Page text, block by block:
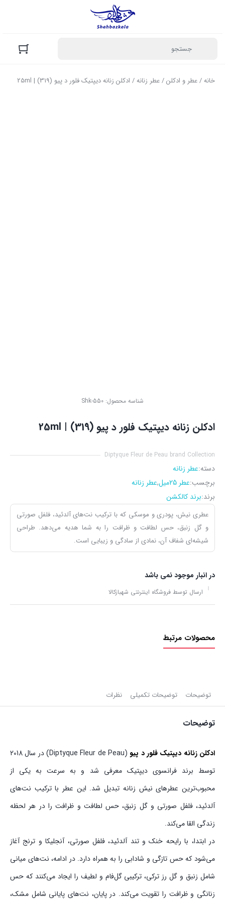
خانه/عطر و ادکلن/عطر زنانه/ ادکلن زنانه دیپتیک فلور د پیو (319) | 25ml
شناسه محصول: Shk-550
ادکلن زنانه دیپتیک فلور د پیو (319) | 25ml
Diptyque Fleur de Peau brand Collection
دسته:عطر زنانه
برچسب:عطر 25میل ,عطر زنانه
برند:برند کالکشن
عطری نیش، پودری و موسکی که با ترکیب نت‌های آلدئید، فلفل صورتی
و گل زنبق، حس لطافت و ظرافت را به شما هدیه می‌دهد. طراحی
شیشه‌ای شفاف آن، نمادی از سادگی و زیبایی است.
در انبار موجود نمی باشد
ارسال توسط فروشگاه اینترنتی شهبازکالا
محصولات مرتبط
توضیحات توضیحات تکمیلی نظرات
توضیحات
ادکلن زنانه دیپتیک فلور د پیو
(Diptyque Fleur de Peau) در سال 2018
توسط برند فرانسوی دیپتیک معرفی شد و به سرعت به یکی از
محبوب‌ترین عطرهای نیش زنانه تبدیل شد. این عطر با ترکیب نت‌های
آلدئید، فلفل صورتی و گل زنبق، حس لطافت و ظرافت را در هر لحظه
زندگی القا می‌کند.
در ابتدا، با رایحه خنک و تند آلدئید، فلفل صورتی، آنجلیکا و ترنج آغاز
می‌شود که حس تازگی و شادابی را به همراه دارد. در ادامه، نت‌های میانی
شامل زنبق و گل رز ترکی، ترکیبی گل‌فام و لطیف را ایجاد می‌کنند که حس
زنانگی و ظرافت را تقویت می‌کند. در پایان، نت‌های پایانی شامل مشک،